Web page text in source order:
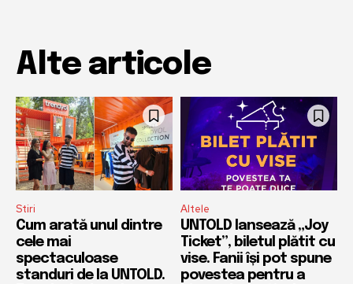
Alte articole
Stiri
Cum arată unul dintre
cele mai
spectaculoase
standuri de la UNTOLD.
Altele
UNTOLD lansează „Joy
Ticket”, biletul plătit cu
vise. Fanii își pot spune
povestea pentru a